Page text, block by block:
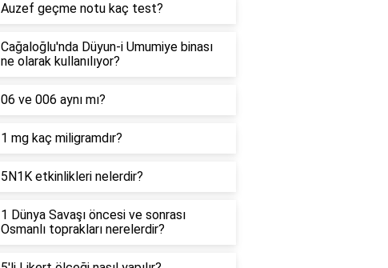
Auzef geçme notu kaç test?
Cağaloğlu'nda Düyun-i Umumiye binası
ne olarak kullanılıyor?
06 ve 006 aynı mı?
1 mg kaç miligramdır?
5N1K etkinlikleri nelerdir?
1 Dünya Savaşı öncesi ve sonrası
Osmanlı toprakları nerelerdir?